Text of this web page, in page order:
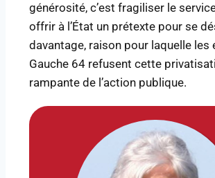
générosité, c’est fragiliser le
offrir à l’État un prétexte pour se
davantage, raison pour laquelle les
Gauche 64 refusent cette
rampante de l’action publique.